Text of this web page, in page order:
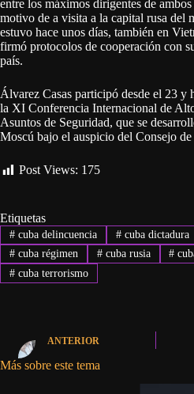
entre los máximos dirigentes de
motivo de a visita a la capital rusa del
estuvo hace unos días, también en
firmó protocolos de cooperación con
país.
Álvarez Casas participó desde el 23 y
la XI Conferencia Internacional de
Asuntos de Seguridad, que se
Moscú bajo el auspicio del Consejo
Post Views: 175
Etiquetas
#cuba delincuencia #cuba dictadura
#cuba régimen #cuba rusia #
#cuba terrorismo
ANTERIOR
Más sobre este tema